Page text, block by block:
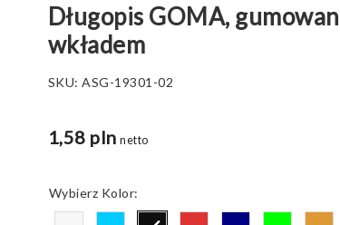
Długopis GOMA,
wkładem
SKU:ASG-19301-02
1,58 pln netto
Kolor